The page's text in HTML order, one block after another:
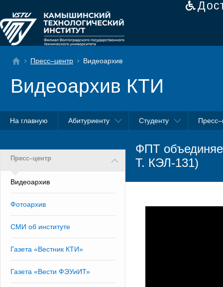
Пресс–центр Видеоархив
Видеоархив КТИ
На главную Абитуриенту Студенту
Пресс–центр
Видеоархив
Фотоархив
СМИ об институте
Газета «Вестник КТИ»
Газета «Вести ФЭУиИТ»
ФПТ
Т. КЭЛ-131)